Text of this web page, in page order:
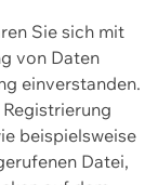
Sie sich mit
von Daten
einverstanden.
beispielsweise
Datei,